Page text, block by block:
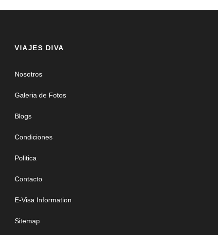
VIAJES DIVA
Nosotros
Galeria de Fotos
Blogs
Condiciones
Politica
Contacto
E-Visa Information
Sitemap